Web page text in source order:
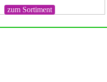
zum Sortiment